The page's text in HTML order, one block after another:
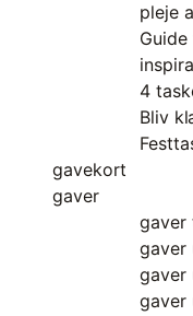
pleje
4
Bliv
gavekort
gaver
gaver
gaver
gaver
gaver